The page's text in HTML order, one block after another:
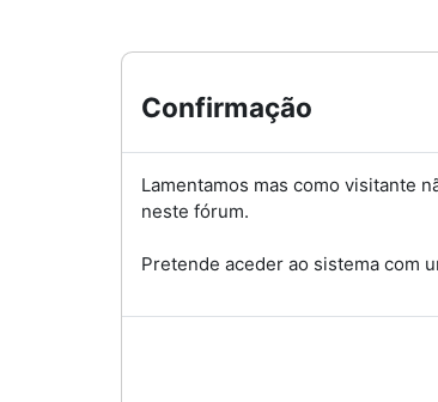
Confirmação
Lamentamos mas como visitante
neste fórum.
Pretende aceder ao sistema com